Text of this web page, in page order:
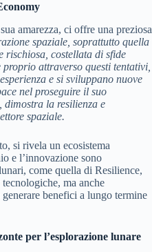
amarezza, ci offre una preziosa
spaziale, soprattutto quella
rischiosa, costellata di sfide
proprio attraverso questi tentativi,
e si sviluppano nuove
nel proseguire il suo
la resilienza e
spaziale.
si rivela un ecosistema
e l’innovazione sono
come quella di Resilience,
ma anche
benefici a lungo termine
per l’esplorazione lunare